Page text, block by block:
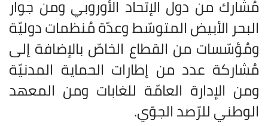
مُشارك من دول الإتحاد الأوروبي ومن جوار
البحر الأبيض المتوسّط وعدّة مُنظمات دوليّة
ومُؤسّسات من القطاع الخاصّ بالإضافة إلى
مُشاركة عدد من إطارات الحماية المدنيّة
ومن الإدارة العامّة للغابات ومن المعهد
الوطني للرّصد الجوّي.